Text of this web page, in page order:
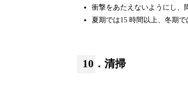
衝撃をあたえないようにし、
夏期では15 時間以上、冬期で
10．清掃